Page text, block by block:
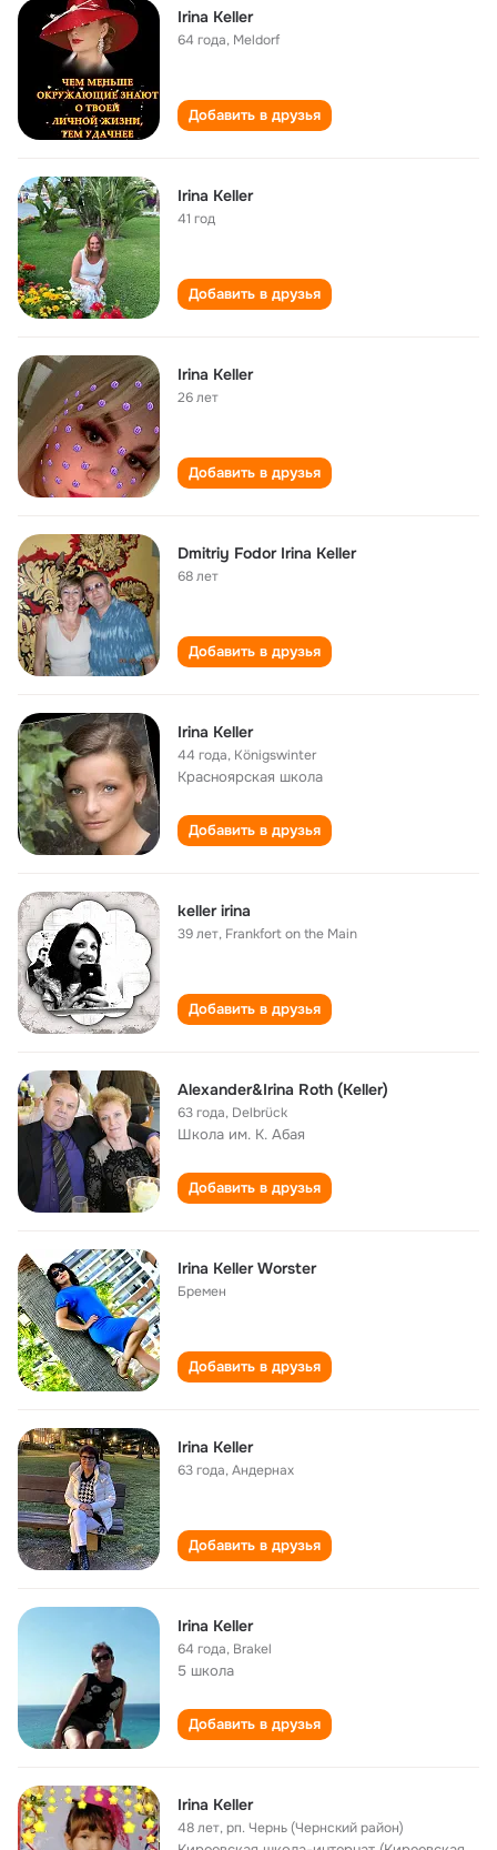
Irina Keller
64 года, Meldorf
Добавить в друзья
Irina Keller
41 год
Добавить в друзья
Irina Keller
26 лет
Добавить в друзья
Dmitriy Fodor Irina Keller
68 лет
Добавить в друзья
Irina Keller
44 года, Königswinter
Красноярская школа
Добавить в друзья
keller irina
39 лет, Frankfort on the Main
Добавить в друзья
Alexander&Irina Roth (Keller)
63 года, Delbrück
Школа им. К. Абая
Добавить в друзья
Irina Keller Worster
Бремен
Добавить в друзья
Irina Keller
63 года,Андернах
Добавить в друзья
Irina Keller
64 года, Brakel
5 школа
Добавить в друзья
Irina Keller
48 лет,рп. Чернь (Чернский район)